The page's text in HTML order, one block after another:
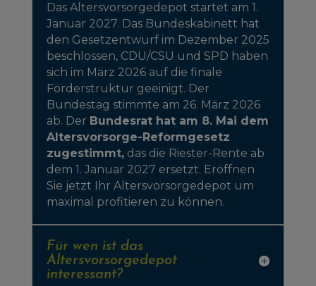
Das Altersvorsorgedepot startet am 1.
Januar 2027. Das Bundeskabinett hat
den Gesetzentwurf im Dezember 2025
beschlossen, CDU/CSU und SPD haben
sich im März 2026 auf die finale
Förderstruktur geeinigt. Der
Bundestag stimmte am 26. März 2026
ab. Der Bundesrat hat am 8. Mai dem
Altersvorsorge-Reformgesetz
zugestimmt,das die Riester-Rente ab
dem 1. Januar 2027 ersetzt. Eröffnen
Sie jetzt Ihr Altersvorsorgedepot um
maximal profitieren zu können.
Für wen ist das
Altersvorsorgedepot
interessant?